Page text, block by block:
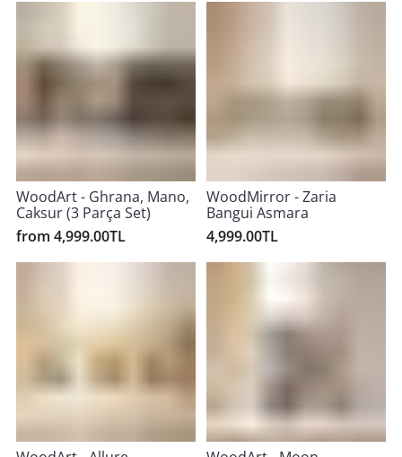
WoodArt - Ghrana, Mano,
Caksur (3 Parça Set)
from 4,999.00TL
WoodMirror - Zaria
Bangui Asmara
4,999.00TL